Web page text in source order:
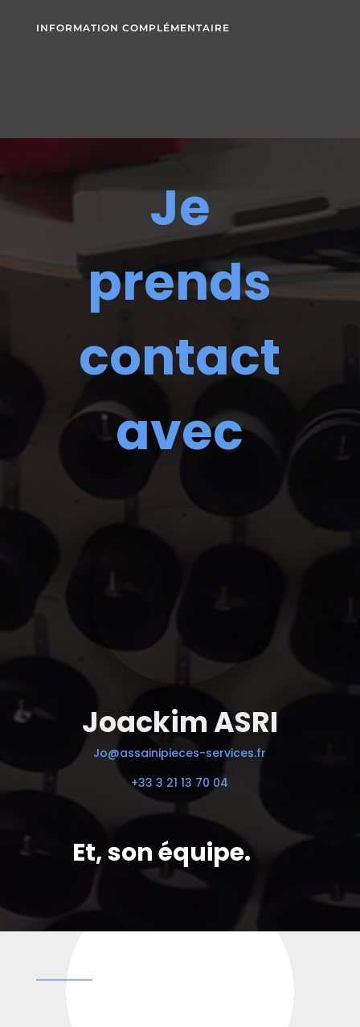
INFORMATION COMPLÉMENTAIRE
Je
prends
contact
avec
Joackim ASRI
Jo@assainipieces-services.fr
+33 3 21 13 70 04
Et, son équipe.